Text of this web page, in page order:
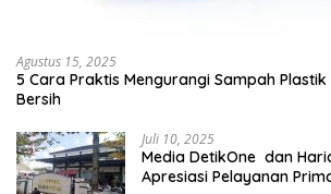
Agustus 15, 2025
5 Cara Praktis Mengurangi Sampah
Bersih
Juli 10, 2025
Media DetikOne dan
Apresiasi Pelayanan